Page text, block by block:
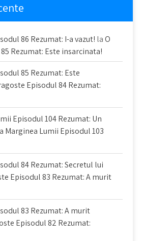
86 Rezumat: I-a vazut! laO
Rezumat: Este insarcinata!
85 Rezumat: Este
Episodul 84 Rezumat:
Episodul 104 Rezumat: Un
Marginea Lumii Episodul 103
84 Rezumat: Secretul lui
Episodul 83 Rezumat: A murit
83 Rezumat: A murit
Episodul 82 Rezumat: